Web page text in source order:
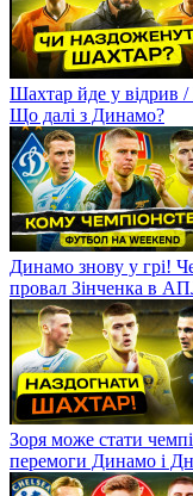
Шахтар йде у відрив /
Що далі з Динамо?
Динамо знову у грі!
провал Зінченка в
Зоря може стати
перемоги Динамо і